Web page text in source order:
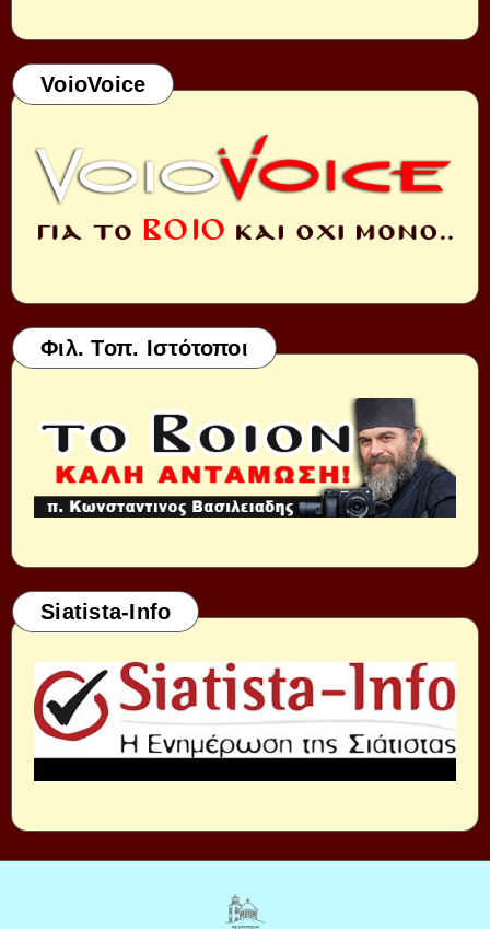
VoioVoice
Φιλ. Τοπ. Ιστότοποι
Siatista-Info